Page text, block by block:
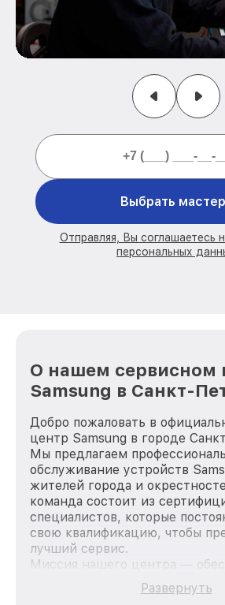
Выбрать
Отправляя, Вы соглашаетесь
персональных
О нашем сервисном
Samsung в Санкт-
Добро пожаловать в
центр Samsung в городе
Мы предлагаем
обслуживание устройств
жителей города и
команда состоит из
специалистов, которые
свою квалификацию, чтобы
лучший сервис.
Миссия нашего центра —
качественный и доступный
каждого пользователя
Развернуть